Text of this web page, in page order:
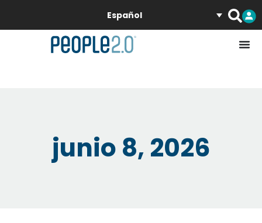
Español
junio 8, 2026